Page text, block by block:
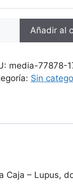
Añadir al
media-77878-
Sin
Caja – Lupus,